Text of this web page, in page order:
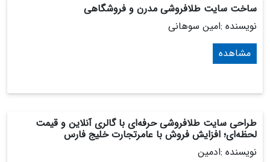
ساخت سایت طلافروشی مدرن و فروشگاهی
نویسنده :امین سوهانی
مشاهده
طراحی سایت طلافروشی حرفه‌ای با گالری آنلاین و قیمت
لحظه‌ای؛ افزایش فروش با عامرتجارت خلیج فارس
نویسنده :ادمین